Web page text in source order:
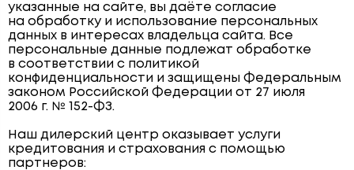
указанные на сайте, вы даёте согласие
на обработку и использование персональных
данных в интересах владельца сайта. Все
персональные данные подлежат обработке
в соответствии с политикой
конфиденциальности и защищены Федеральным
законом Российской Федерации от 27 июля
2006 г. № 152-ФЗ.
Наш дилерский центр оказывает услуги
кредитования и страхования с помощью
партнеров: